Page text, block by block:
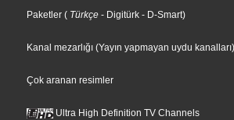
Paketler ( Türkçe - Digitürk - D-Smart)
Kanal mezarlığı (Yayın yapmayan uydu kanalları)
Çok aranan resimler
Ultra High Definition TV Channels